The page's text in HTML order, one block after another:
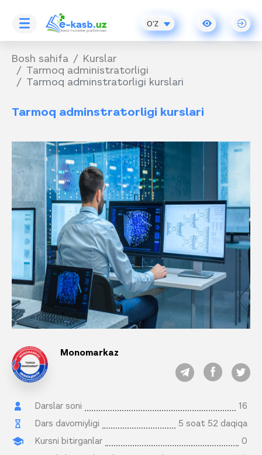
O'Z
Bosh sahifa
Kurslar
Tarmoq administratorligi
Tarmoq adminstratorligi kurslari
Tarmoq adminstratorligi kurslari
Monomarkaz
Darslar soni
16
Dars davomiyligi
5 soat 52 daqiqa
Kursni bitirganlar
0